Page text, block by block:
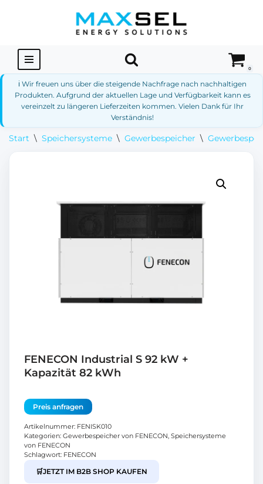
springen
0
ℹ️ Wir freuen uns über die steigende Nachfrage nach nachhaltigen
Produkten. Aufgrund der aktuellen Lage und Verfügbarkeit kann es
vereinzelt zu längeren Lieferzeiten kommen. Vielen Dank für Ihr
Verständnis!
Start \ Speichersysteme \ Gewerbespeicher \
FENECON Industrial S 92 kW +
Kapazität 82 kWh
Preis anfragen
Artikelnummer: FENISK010
Kategorien: Gewerbespeicher von FENECON, Speichersysteme
von FENECON
Schlagwort: FENECON
🛒JETZT IM B2B SHOP KAUFEN